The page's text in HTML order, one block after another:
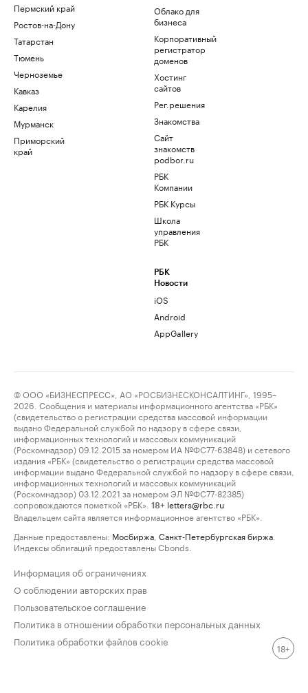
Пермский край
Ростов-на-Дону
Татарстан
Тюмень
Черноземье
Кавказ
Карелия
Мурманск
Приморский
край
Облако для
бизнеса
Корпоративный
регистратор
доменов
Хостинг
сайтов
Рег.решения
Знакомства
Сайт
знакомств
podbor.ru
РБК
Компании
РБК Курсы
Школа
управления
РБК
РБК
Новости
iOS
Android
AppGallery
© ООО «БИЗНЕСПРЕСС», АО «РОСБИЗНЕСКОНСАЛТИНГ», 1995–
2026. Сообщения и материалы информационного агентства «РБК»
(свидетельство о регистрации средства массовой информации
выдано Федеральной службой по надзору в сфере связи,
информационных технологий и массовых коммуникаций
(Роскомнадзор) 09.12.2015 за номером ИА №ФС77-63848) и сетевого
издания «РБК» (свидетельство о регистрации средства массовой
информации выдано Федеральной службой по надзору в сфере связи,
информационных технологий и массовых коммуникаций
(Роскомнадзор) 03.12.2021 за номером ЭЛ №ФС77-82385)
сопровождаются пометкой «РБК».
18+ letters@rbc.ru
Владельцем сайта является информационное агентство «РБК».
Данные предоставлены: Мосбиржа Санкт-Петербургская биржа
Индексы облигаций предоставлены Cbonds.
Информация об ограничениях
О соблюдении авторских прав
Пользовательское соглашение
Политика в отношении обработки персональных данных
Политика обработки файлов cookie
18+